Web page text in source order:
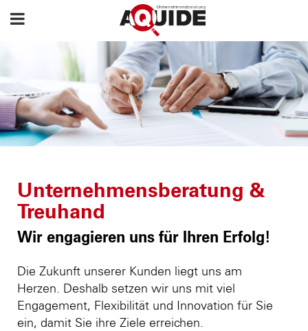
Unternehmensberatung &
Treuhand
Wir engagieren uns für Ihren Erfolg!
Die Zukunft unserer Kunden liegt uns am
Herzen. Deshalb setzen wir uns mit viel
Engagement, Flexibilität und Innovation für Sie
ein, damit Sie ihre Ziele erreichen.